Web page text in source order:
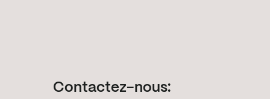
Contactez-nous: